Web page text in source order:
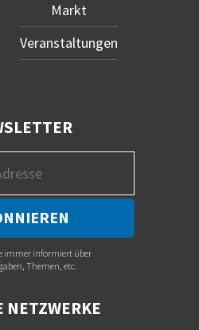
Markt
Veranstaltungen
immer informiert über
Themen, etc.
NETZWERKE